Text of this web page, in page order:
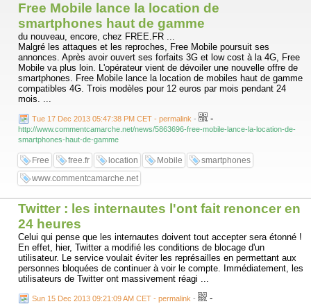
Free Mobile lance la location de
smartphones haut de gamme
du nouveau, encore, chez FREE.FR ...
Malgré les attaques et les reproches, Free Mobile poursuit ses
annonces. Après avoir ouvert ses forfaits 3G et low cost à la 4G, Free
Mobile va plus loin. L'opérateur vient de dévoiler une nouvelle offre de
smartphones. Free Mobile lance la location de mobiles haut de gamme
compatibles 4G. Trois modèles pour 12 euros par mois pendant 24
mois. ...
Tue 17 Dec 2013 05:47:38 PM CET - permalink - -
http://www.commentcamarche.net/news/5863696-free-mobile-lance-la-location-de-
smartphones-haut-de-gamme
Free free.fr location Mobile
smartphones
www.commentcamarche.net
Twitter : les internautes l'ont fait renoncer en
24 heures
Celui qui pense que les internautes doivent tout accepter sera étonné !
En effet, hier, Twitter a modifié les conditions de blocage d'un
utilisateur. Le service voulait éviter les représailles en permettant aux
personnes bloquées de continuer à voir le compte. Immédiatement, les
utilisateurs de Twitter ont massivement réagi ...
Sun 15 Dec 2013 09:21:09 AM CET - permalink - -